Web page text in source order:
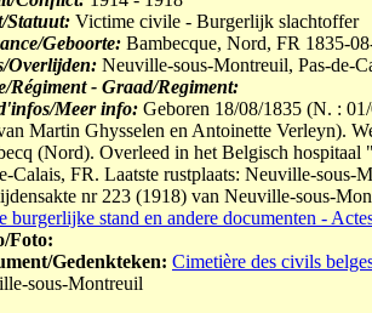
Statuut: Victime civile - Burgerlijk slachtoffer
Geboorte: Bambecque, Nord, FR 1835-
Overlijden: Neuville-sous-Montreuil, Pas-de-
Régiment - Graad/Regiment:
Meer info: Geboren 18/08/1835 (N. :
Martin Ghysselen en Antoinette Verleyn).
(Nord). Overleed in het Belgisch
Calais, FR. Laatste rustplaats: Neuville-
nr 223 (1918) van Neuville-sous-
burgerlijke stand en andere documenten -
Foto:
Gedenkteken: Cimetière des civils
sous-Montreuil